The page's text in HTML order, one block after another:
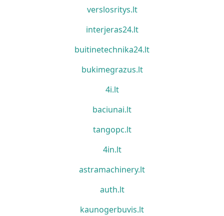
verslosritys.lt
interjeras24.lt
buitinetechnika24.lt
bukimegrazus.lt
4i.lt
baciunai.lt
tangopc.lt
4in.lt
astramachinery.lt
auth.lt
kaunogerbuvis.lt